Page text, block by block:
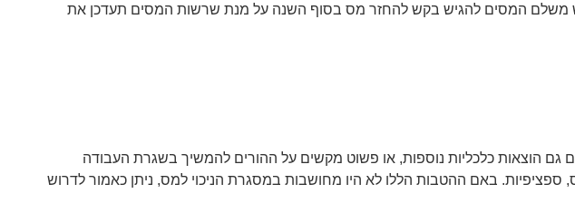
משלם המסים להגיש בקש להחזר מס בסוף השנה על מנת שרשות המסים תעדכן את
גם הוצאות כלכליות נוספות, או פשוט מקשים על ההורים להמשיך בשגרת העבודה
ספציפיות. באם ההטבות הללו לא היו מחושבות במסגרת הניכוי למס, ניתן כאמור לדרוש